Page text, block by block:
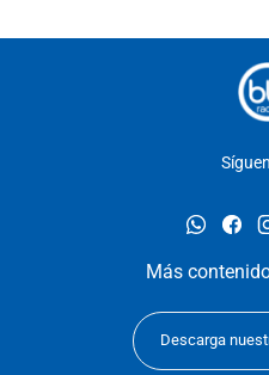
Más
Descarga